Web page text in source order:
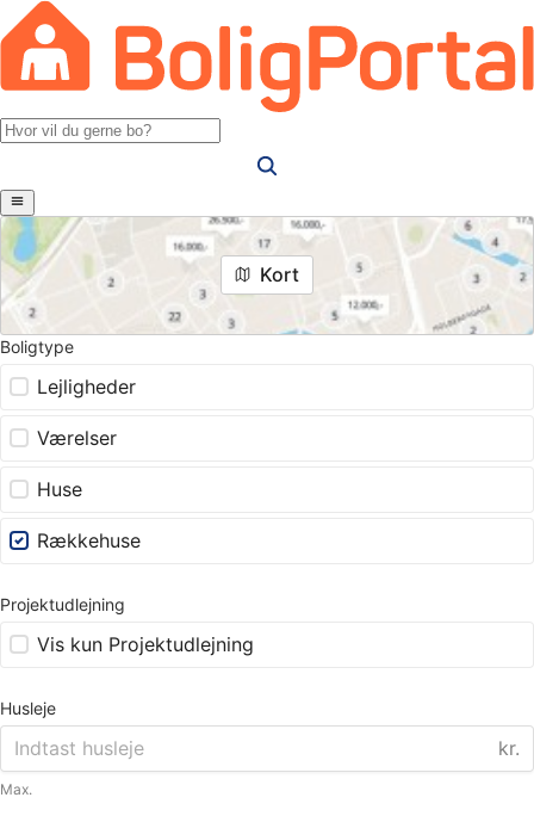
Kort
Boligtype
Lejligheder
Værelser
Huse
Rækkehuse
Projektudlejning
Vis kun Projektudlejning
Husleje
kr.
Max.